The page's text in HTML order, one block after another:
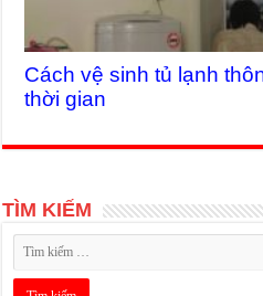
Cách vệ sinh tủ lạnh
thời gian
TÌM KIẾM